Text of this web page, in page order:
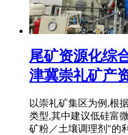
尾矿资源化综
津冀崇礼矿产
以崇礼矿集区为例,根
类型,其中建议低硅富
矿粉／土壤调理剂"的